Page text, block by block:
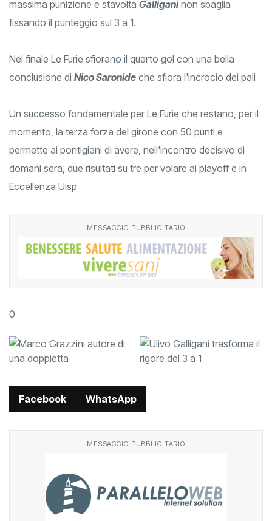
massima punizione e stavolta Galliganinon sbaglia
fissando il punteggio sul 3 a 1.
Nel finale Le Furie sfiorano il quarto gol con una bella
conclusione di Nico Saronide che sfiora l'incrocio dei pali
Un successo fondamentale per Le Furie che restano, per il
momento, la terza forza del girone con 50 punti e
permette ai pontigiani di avere, nell'incontro decisivo di
domani sera, due risultati su tre per volare ai playoff e in
Eccellenza Uisp
MESSAGGIO PUBBLICITARIO
0
Facebook WhatsApp
MESSAGGIO PUBBLICITARIO